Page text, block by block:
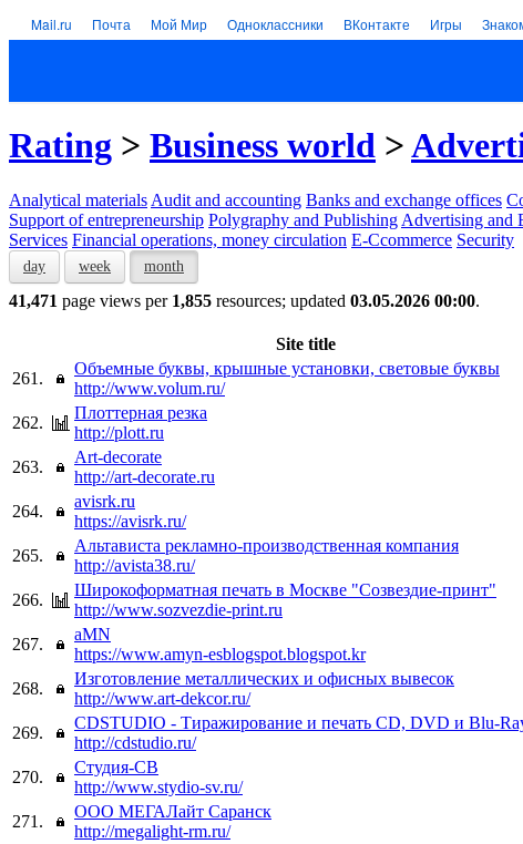
Mail.ru Почта Мой Мир Одноклассники ВКонтакте Игры
Rating > Business world >
Analytical materials Audit and accounting Banks and exchange offices
Support of entrepreneurship Polygraphy and Publishing Advertising and
Services Financial operations, money circulation E-Ccommerce Security
day week month
41,471 page views per 1,855 resources; updated 03.05.2026 00:00.
Site title
261.
Объемные буквы, крышные установки, световые буквы
http://www.volum.ru/
262.
Плоттерная резка
http://plott.ru
263.
Art-decorate
http://art-decorate.ru
264.
avisrk.ru
https://avisrk.ru/
265.
Альтависта рекламно-производственная компания
http://avista38.ru/
266.
Широкоформатная печать в Москве "Созвездие-принт"
http://www.sozvezdie-print.ru
267.
aMN
https://www.amyn-esblogspot.blogspot.kr
268.
Изготовление металлических и офисных вывесок
http://www.art-dekcor.ru/
269.
CDSTUDIO - Тиражирование и печать CD, DVD и Blu-
http://cdstudio.ru/
270.
Студия-СВ
http://www.stydio-sv.ru/
271.
ООО МЕГАЛайт Саранск
http://megalight-rm.ru/